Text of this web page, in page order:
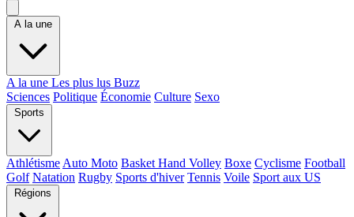
A la une
A la une Les plus lus Buzz
Sciences Politique Économie Culture Sexo
Sports
Athlétisme Auto Moto Basket Hand Volley Boxe Cyclisme Football
Golf Natation Rugby Sports d'hiver Tennis Voile Sport aux US
Régions